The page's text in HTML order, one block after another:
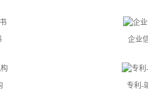
企业
专利-